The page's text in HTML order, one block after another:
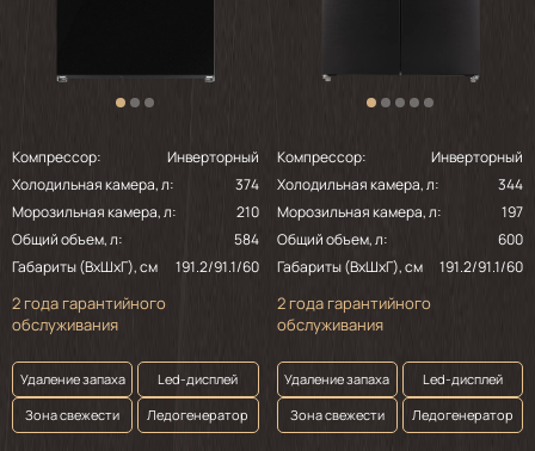
Компрессор:
Инверторный
Холодильная камера, л:
374
Морозильная камера, л:
210
Общий объем, л:
584
Габариты (ВхШхГ), см
191.2/91.1/60
2 года гарантийного
обслуживания
Удаление запаха
Led-дисплей
Зона свежести
Ледогенератор
Компрессор:
Инверторный
Холодильная камера, л:
344
Морозильная камера, л:
197
Общий объем, л:
600
Габариты (ВхШхГ), см
191.2/91.1/60
2 года гарантийного
обслуживания
Удаление запаха
Led-дисплей
Зона свежести
Ледогенератор